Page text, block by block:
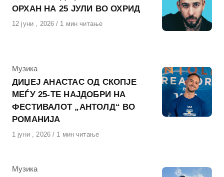
ОРХАН НА 25 ЈУЛИ ВО ОХРИД
Објавено
12 јуни , 2026 1 мин читање
КАтегорија
Музика
ДИЏЕЈ АНАСТАС ОД СКОПЈЕ
МЕЃУ 25-ТЕ НАЈДОБРИ НА
ФЕСТИВАЛОТ „АНТОЛД“ ВО
РОМАНИЈА
Објавено
1 јуни , 2026 1 мин читање
КАтегорија
Музика